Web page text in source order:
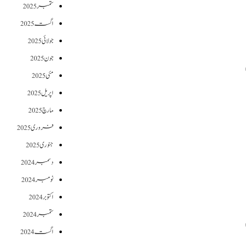
ستمبر 2025
اگست 2025
جولائی 2025
جون 2025
مئی 2025
اپریل 2025
مارچ 2025
فروری 2025
جنوری 2025
دسمبر 2024
نومبر 2024
اکتوبر 2024
ستمبر 2024
اگست 2024